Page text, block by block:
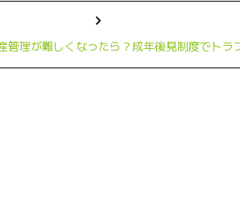
管理が難しくなったら？成年後見制度でトラ